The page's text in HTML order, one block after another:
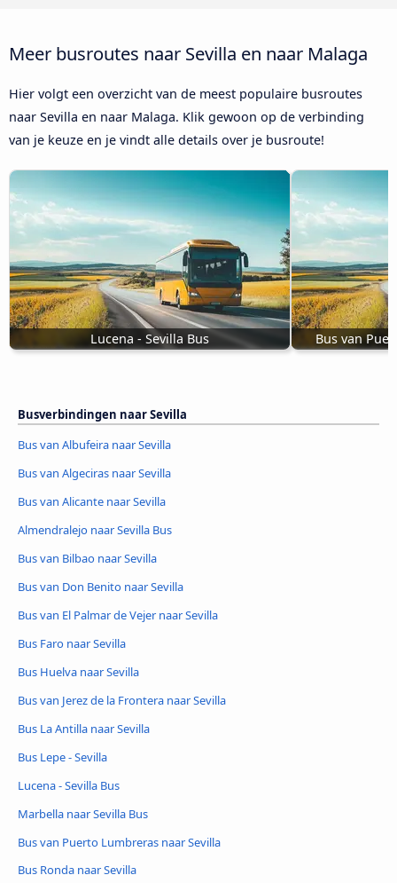
Meer busroutes naar Sevilla en naar Malaga
Hier volgt een overzicht van de meest populaire busroutes
naar Sevilla en naar Malaga. Klik gewoon op de verbinding
van je keuze en je vindt alle details over je busroute!
Lucena - Sevilla Bus Bus van
Busverbindingen naar Sevilla
Bus van Albufeira naar Sevilla
Bus van Algeciras naar Sevilla
Bus van Alicante naar Sevilla
Almendralejo naar Sevilla Bus
Bus van Bilbao naar Sevilla
Bus van Don Benito naar Sevilla
Bus van El Palmar de Vejer naar Sevilla
Bus Faro naar Sevilla
Bus Huelva naar Sevilla
Bus van Jerez de la Frontera naar Sevilla
Bus La Antilla naar Sevilla
Bus Lepe - Sevilla
Lucena - Sevilla Bus
Marbella naar Sevilla Bus
Bus van Puerto Lumbreras naar Sevilla
Bus Ronda naar Sevilla